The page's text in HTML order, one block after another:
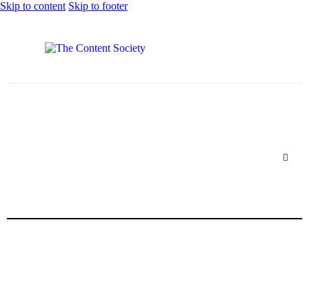
Skip to content Skip to footer